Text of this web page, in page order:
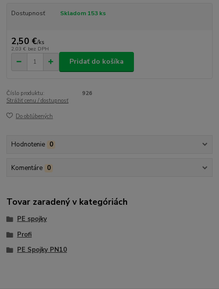
Dostupnosť Skladom 153 ks
2,50 €/ks
2,03 € bez DPH
Pridať do košíka
Číslo produktu:
926
Strážiť cenu / dostupnosť
Do obľúbených
Hodnotenie 0
Komentáre 0
Tovar zaradený v kategóriách
PE spojky
Profi
PE Spojky PN10